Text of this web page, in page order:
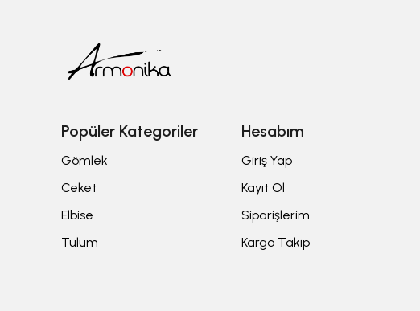
Popüler Kategoriler
Gömlek
Ceket
Elbise
Tulum
Hesabım
Giriş Yap
Kayıt Ol
Siparişlerim
Kargo Takip